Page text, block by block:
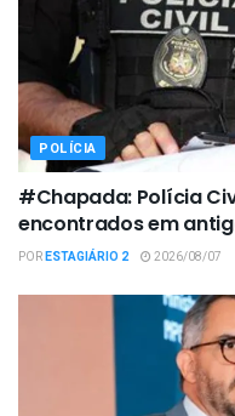
POLÍCIA
#Chapada: Polícia
encontrados em
PORESTAGIÁRIO 2 2026/08/07